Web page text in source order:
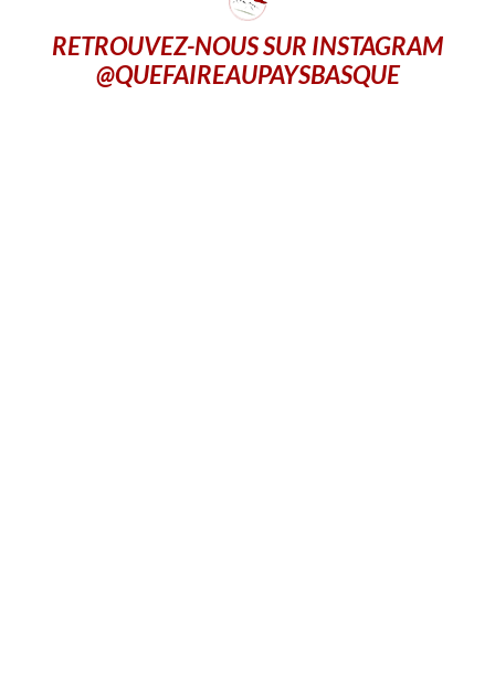
RETROUVEZ-NOUS SUR INSTAGRAM
@QUEFAIREAUPAYSBASQUE